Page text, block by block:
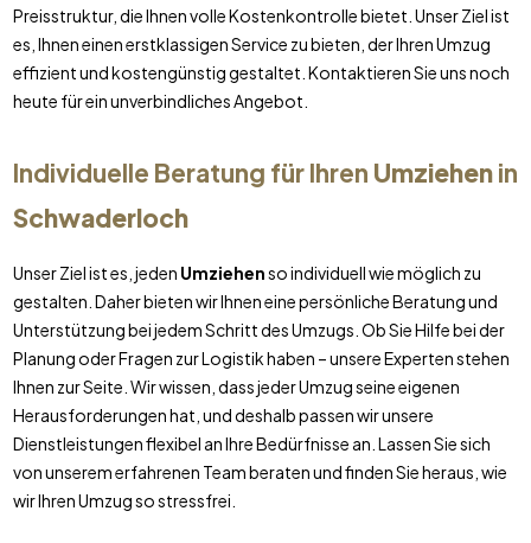
Preisstruktur, die Ihnen volle Kostenkontrolle bietet. Unser Ziel ist
es, Ihnen einen erstklassigen Service zu bieten, der Ihren Umzug
effizient und kostengünstig gestaltet. Kontaktieren Sie uns noch
heute für ein unverbindliches Angebot.
Individuelle Beratung für Ihren Umziehenin
Schwaderloch
Unser Ziel ist es, jeden Umziehenso individuell wie möglich zu
gestalten. Daher bieten wir Ihnen eine persönliche Beratung und
Unterstützung bei jedem Schritt des Umzugs. Ob Sie Hilfe bei der
Planung oder Fragen zur Logistik haben – unsere Experten stehen
Ihnen zur Seite. Wir wissen, dass jeder Umzug seine eigenen
Herausforderungen hat, und deshalb passen wir unsere
Dienstleistungen flexibel an Ihre Bedürfnisse an. Lassen Sie sich
von unserem erfahrenen Team beraten und finden Sie heraus, wie
wir Ihren Umzug so stressfrei.